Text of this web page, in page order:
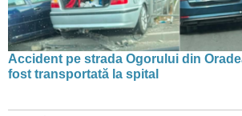
Accident pe strada Ogorului din
fost transportată la spital